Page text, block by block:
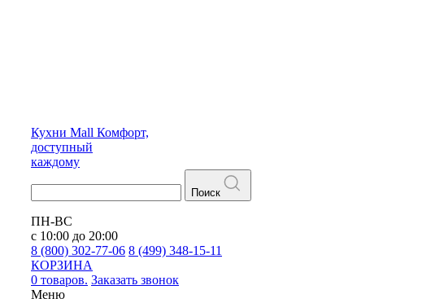
Кухни Mall Комфорт,
доступный
каждому
Поиск
ПН-ВС
с 10:00 до 20:00
8 (800) 302-77-06 8 (499) 348-15-11
КОРЗИНА
0 товаров. Заказать звонок
Меню